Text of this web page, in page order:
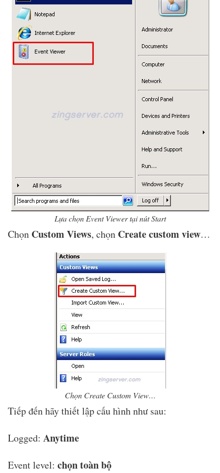
Lựa chọn Event Viewer tại nút Start
Chọn Custom Views, chọn Create custom view…
Chọn Create Custom View…
Tiếp đến hãy thiết lập cấu hình như sau:
Logged: Anytime
Event level: chọn toàn bộ